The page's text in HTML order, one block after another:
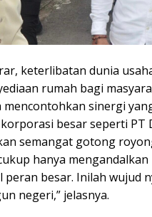
keterlibatan dunia
rumah bagi
mencontohkan sinergi
besar seperti PT
semangat gotong
hanya
besar. Inilah wujud
negeri,” jelasnya.